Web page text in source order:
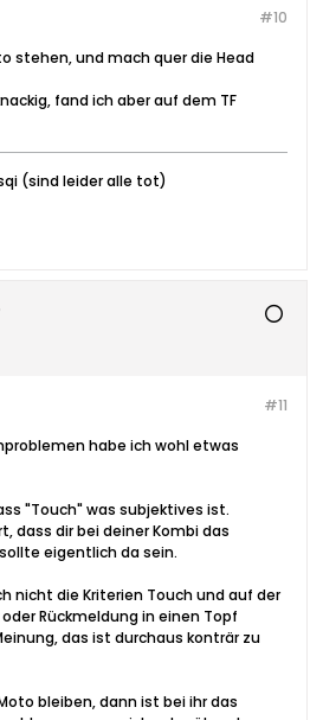
#10
stehen, und mach quer die Head
fand ich aber auf dem TF
(sind leider alle tot)
#11
habe ich wohl etwas
"Touch" was subjektives ist.
dass dir bei deiner Kombi das
eigentlich da sein.
nicht die Kriterien Touch und auf der
Rückmeldung in einen Topf
das ist durchaus konträr zu
bleiben, dann ist bei ihr das